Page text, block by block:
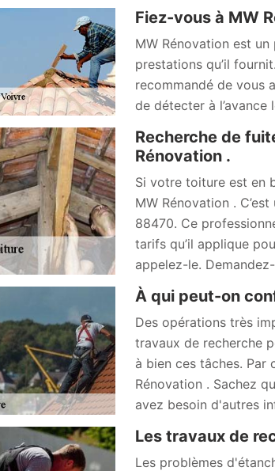
Fiez-vous à MW
MW Rénovation est
prestations qu’il
recommandé de vous
de détecter à
Recherche de
Rénovation .
Si votre toiture est en
MW Rénovation .
88470. Ce
tarifs qu’il applique
appelez-le.
À qui peut-on
Des opérations très
travaux de recherche
à bien ces tâches. Par
Rénovation . Sachez
avez besoin d'autres
Les travaux de
Les problèmes